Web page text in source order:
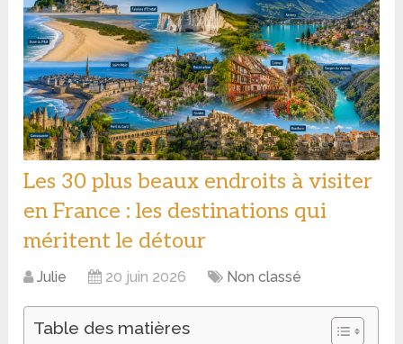
Les 30 plus beaux endroits à visiter
en France : les destinations qui
méritent le détour
Julie 20 juin 2026 Non classé
Table des matières